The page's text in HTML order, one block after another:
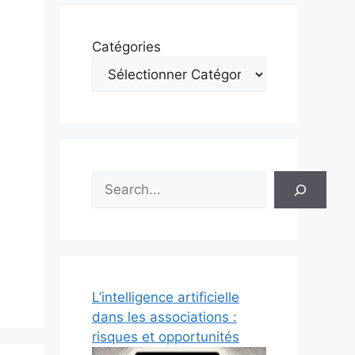
Catégories
Rechercher
L’intelligence artificielle
dans les associations :
risques et opportunités